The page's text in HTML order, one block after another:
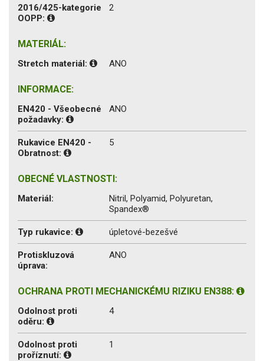
2016/425-kategorie
OOPP:
2
MATERIÁL:
Stretch materiál: ANO
INFORMACE:
EN420 - Všeobecné
požadavky:
ANO
Rukavice EN420 -
Obratnost:
5
OBECNÉ VLASTNOSTI:
Materiál:
Nitril, Polyamid, Polyuretan,
Spandex®
Typ rukavice: úpletové-bezešvé
Protiskluzová
úprava:
ANO
OCHRANA PROTI MECHANICKÉMU RIZIKU EN388:
Odolnost proti
oděru:
4
Odolnost proti
proříznutí:
1